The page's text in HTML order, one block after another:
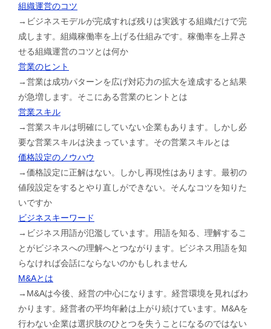
組織運営のコツ
→ビジネスモデルが完成すれば残りは実践する組織だけで完
成します。組織稼働率を上げる仕組みです。稼働率を上昇さ
せる組織運営のコツとは何か
営業のヒント
→営業は成功パターンを広げ対応力の拡大を達成すると結果
が急増します。そこにある営業のヒントとは
営業スキル
→営業スキルは明確にしていない企業もあります。しかし必
要な営業スキルは決まっています。その営業スキルとは
価格設定のノウハウ
→価格設定に正解はない。しかし再現性はあります。最初の
値段設定をするとやり直しができない。そんなコツを知りた
いですか
ビジネスキーワード
→ビジネス用語が氾濫しています。用語を知る、理解するこ
とがビジネスへの理解へとつながります。ビジネス用語を知
らなければ会話にならないのかもしれません
M&Aとは
→M&Aは今後、経営の中心になります。経営環境を見ればわ
かります。経営者の平均年齢は上がり続けています。M&Aを
行わない企業は選択肢のひとつを失うことになるのではない